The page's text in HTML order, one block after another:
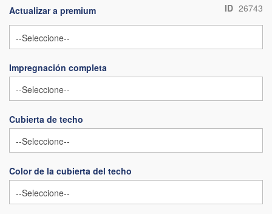
ID 26743
Actualizar a premium
Impregnación completa
Cubierta de techo
Color de la cubierta del techo